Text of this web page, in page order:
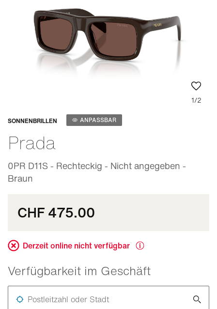
1/2
SONNENBRILLEN ANPASSBAR
Prada
0PR D11S - Rechteckig - Nicht angegeben -
Braun
Anpassbar
CHF 475.00
Derzeit online nicht verfügbar
Verfügbarkeit im Geschäft
Postleitzahl oder Stadt